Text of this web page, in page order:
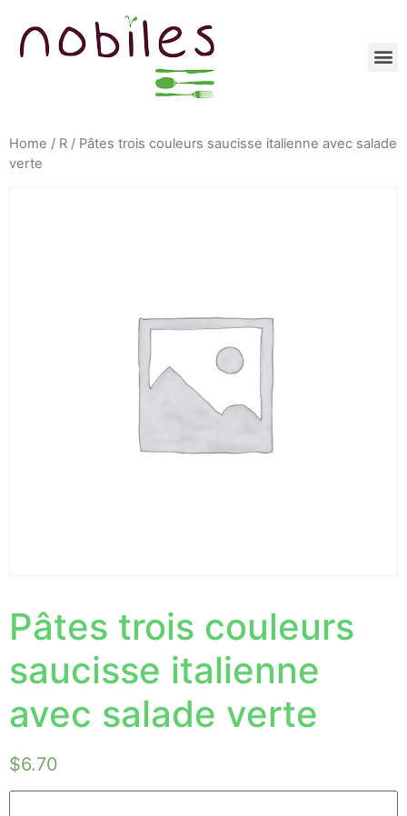
Home / R / Pâtes trois couleurs saucisse italienne avec salade
verte
Pâtes trois couleurs
saucisse italienne
avec salade verte
$6.70